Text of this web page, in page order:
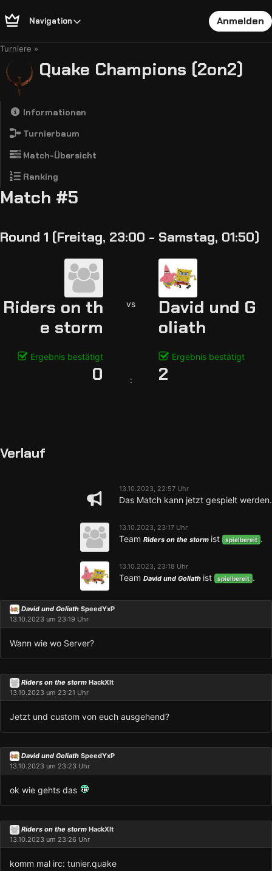
Navigation Anmelden
Turniere
Quake Champions (2on2)
Informationen
Turnierbaum
Match-Übersicht
Ranking
Match #5
Round 1 (Freitag, 23:00 - Samstag, 01:50)
Riders on th
e storm
vs
David und G
oliath
Ergebnis bestätigt Ergebnis bestätigt
0 : 2
Verlauf
13.10.2023, 22:57 Uhr
Das Match kann jetzt gespielt werden.
13.10.2023, 23:17 Uhr
Team Riders on the storm ist spielbereit .
13.10.2023, 23:18 Uhr
Team David und Goliath ist spielbereit .
David und Goliath SpeedYxP
13.10.2023 um 23:19 Uhr
Wann wie wo Server?
Riders on the storm HackXIt
13.10.2023 um 23:21 Uhr
Jetzt und custom von euch ausgehend?
David und Goliath SpeedYxP
13.10.2023 um 23:23 Uhr
ok wie gehts das
Riders on the storm HackXIt
13.10.2023 um 23:26 Uhr
komm mal irc: tunier.quake